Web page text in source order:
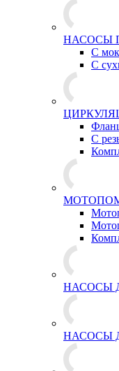
НАСОСЫ
С
С
С
НАСОСЫ
НАСОСЫ